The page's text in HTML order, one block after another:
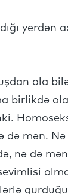
yerdən
ola
birlikdə
də mən.
nə də